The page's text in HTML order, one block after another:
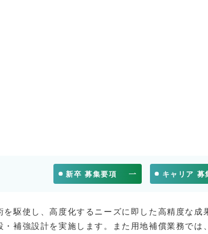
新卒 募集要項 キャリア 募
駆使し、高度化するニーズに即した高精度な成
補強設計を実施します。また用地補償業務では